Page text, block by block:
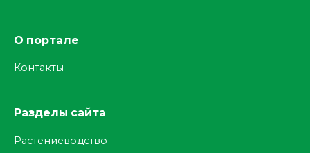
О портале
Контакты
Разделы сайта
Растениеводство